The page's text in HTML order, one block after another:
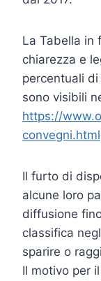
La Tabella in
chiarezza e
percentuali
sono visibili
https://
convegni.html
Il furto di
alcune loro
diffusione
classifica
sparire o
Il motivo per